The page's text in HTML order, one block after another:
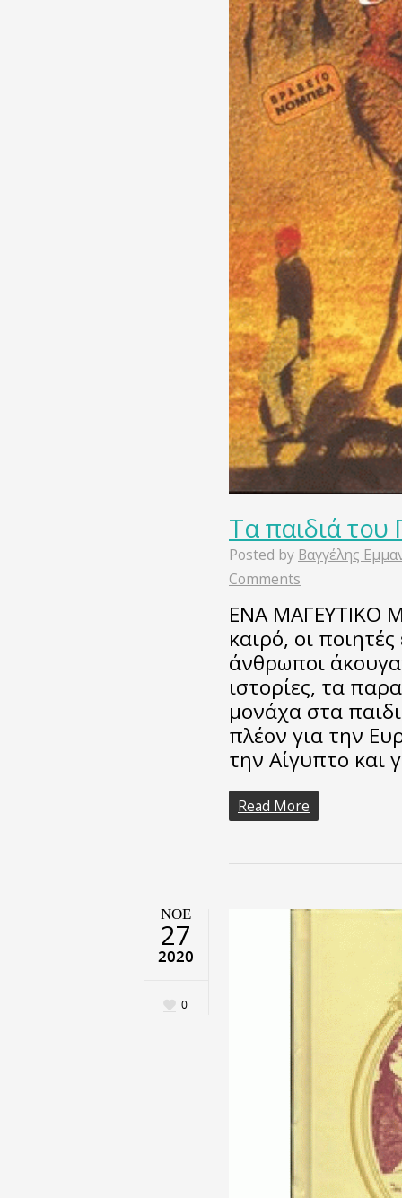
Τα παιδιά του
Posted by Βαγγέλης
Comments
ΕΝΑ ΜΑΓΕΥΤΙΚΟ
καιρό, οι
άνθρωποι
ιστορίες, τα
μονάχα στα
πλέον για την
την Αίγυπτο και
Read More
ΝΟΈ
27
2020
0